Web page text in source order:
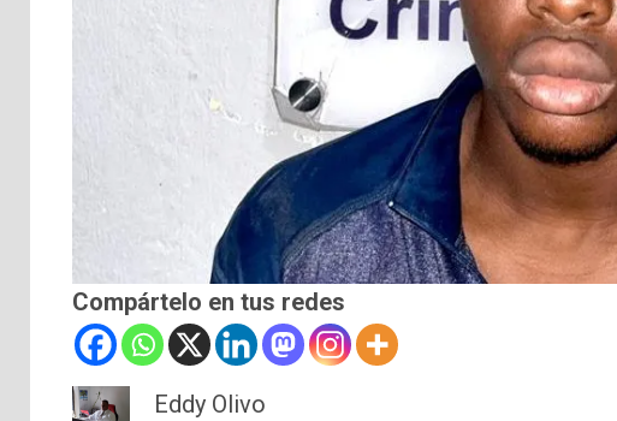
Compártelo en tus redes
Eddy Olivo